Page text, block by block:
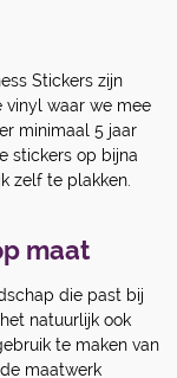
Stickers zijn
vinyl waar we mee
minimaal 5 jaar
stickers op bijna
zelf te plakken.
maat
die past bij
natuurlijk ook
te maken van
maatwerk